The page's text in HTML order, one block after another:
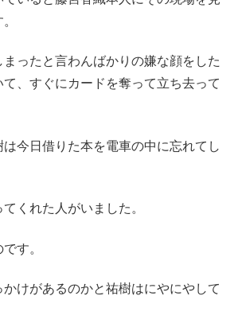
ったと言わんばかりの嫌な顔をした
、すぐにカードを奪って立ち去って
今日借りた本を電車の中に忘れてし
くれた人がいました。
す。
けがあるのかと祐樹はにやにやして